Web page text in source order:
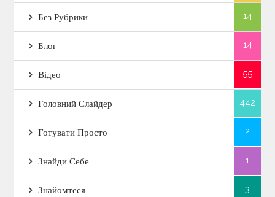
Без Рубрики 14
Блог 14
Відео 55
Головний Слайдер 442
Готувати Просто 2
Знайди Себе 1
Знайомтеся 3